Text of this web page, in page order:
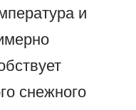
и
снежного